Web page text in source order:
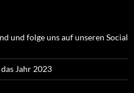
und folge uns auf unseren Social
Jahr 2023